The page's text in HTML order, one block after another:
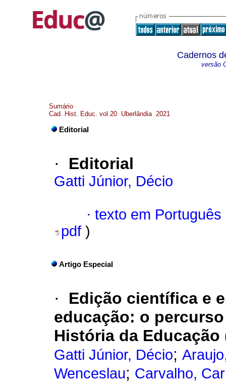
Cadernos
versão
Sumário
Cad. Hist. Educ. vol.20 Uberlândia 2021
Editorial
· Editorial
Gatti Júnior, Décio
· texto em Português
pdf )
Artigo Especial
·
Edição científica e
educação: o
História da Educação
Gatti Júnior, Décio;
Wenceslau; Carvalho,